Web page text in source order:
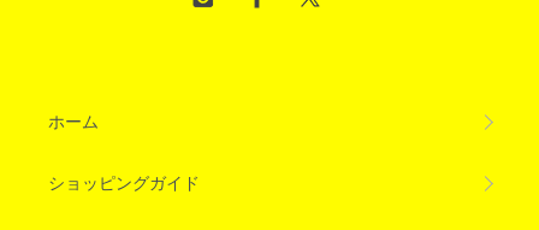
ホーム
ショッピングガイド